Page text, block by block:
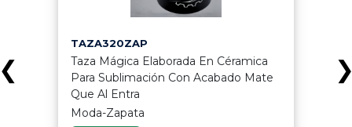
TAZA320ZAP
Taza Mágica Elaborada En Céramica
Para Sublimación Con Acabado Mate
Que Al Entra
Moda-Zapata